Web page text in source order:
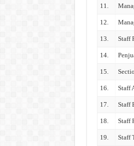
11.
12.
13. Staff
14.
15.
16. Staff
17. Staff
18. Staff
19. Staff